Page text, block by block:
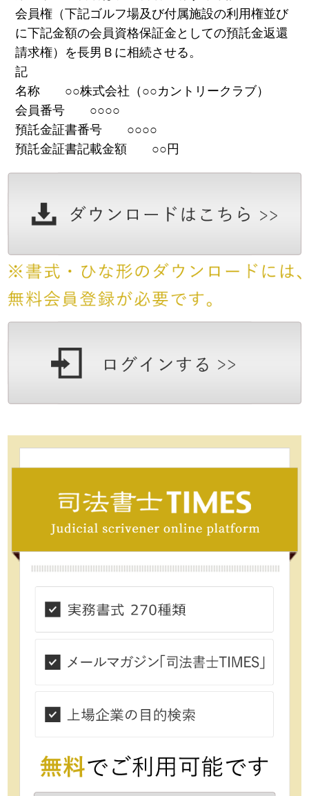
会員権（下記ゴルフ場及び付属施設の利用権並び
に下記金額の会員資格保証金としての預託金返還
請求権）を長男Ｂに相続させる。
記
名称 ○○株式会社（○○カントリークラブ）
会員番号 ○○○○
預託金証書番号 ○○○○
預託金証書記載金額 ○○円